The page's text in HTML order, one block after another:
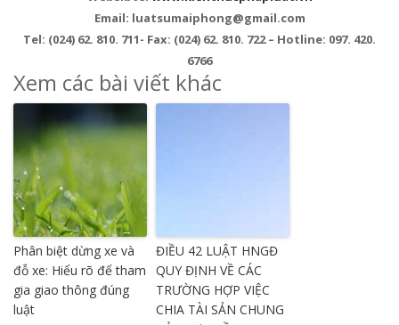
Email: luatsumaiphong@gmail.com
Tel: (024) 62. 810. 711- Fax: (024) 62. 810. 722 – Hotline: 097. 420.
6766
Xem các bài viết khác
Phân biệt dừng xe và
đỗ xe: Hiểu rõ để tham
gia giao thông đúng
luật
ĐIỀU 42 LUẬT HNGĐ
QUY ĐỊNH VỀ CÁC
TRƯỜNG HỢP VIỆC
CHIA TÀI SẢN CHUNG